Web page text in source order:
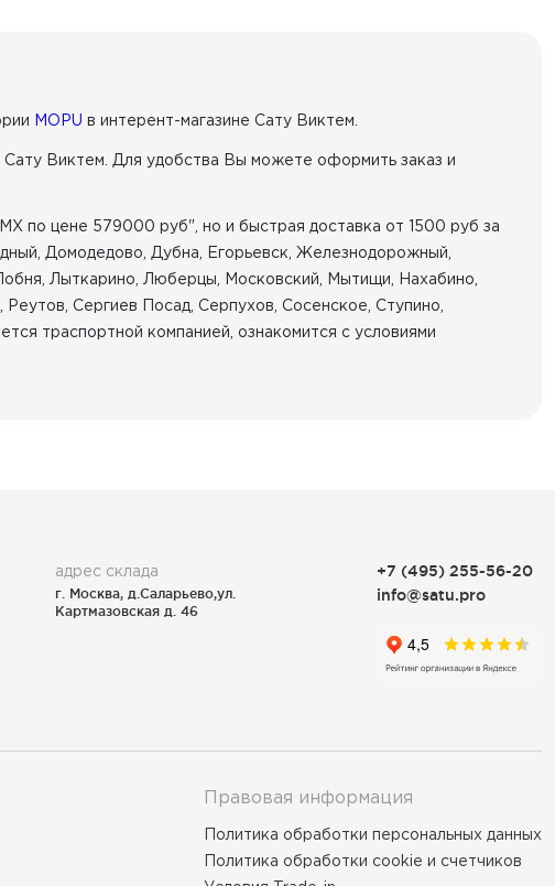
MOPU в интерент-магазине Сату Виктем.
Виктем. Для удобства Вы можете оформить заказ и
по цене 579000 руб", но и быстрая доставка от 1500 руб за
Домодедово, Дубна, Егорьевск, Железнодорожный,
Лыткарино, Люберцы, Московский, Мытищи, Нахабино,
Сергиев Посад, Серпухов, Сосенское, Ступино,
траспортной компанией, ознакомится с условиями
адрес склада
г. Москва, д.Саларьево,ул.
Картмазовская д. 46
+7 (495) 255-56-20
info@satu.pro
Правовая информация
Политика обработки персональных данных
Политика обработки cookie и счетчиков